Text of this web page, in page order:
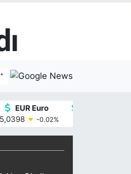
+
EUR Euro
-0.02%